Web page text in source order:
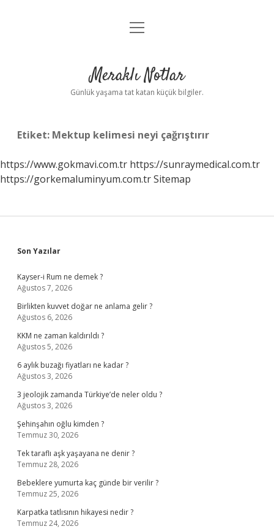
Anasayfa
Yasal Uyarı
menüyü
Meraklı Notlar
Günlük yaşama tat katan küçük bilgiler.
Etiket: Mektup kelimesi neyi çağrıştırır
https://www.gokmavi.com.tr https://sunraymedical.com.tr
https://gorkemaluminyum.com.trSitemap
Sidebar
Son Yazılar
Kayser-i Rum ne demek ?
Ağustos 7, 2026
Birlikten kuvvet doğar ne anlama gelir ?
Ağustos 6, 2026
KKM ne zaman kaldırıldı ?
Ağustos 5, 2026
6 aylık buzağı fiyatları ne kadar ?
Ağustos 3, 2026
3 jeolojik zamanda Türkiye’de neler oldu ?
Ağustos 3, 2026
Şehinşahın oğlu kimden ?
Temmuz 30, 2026
Tek taraflı aşk yaşayana ne denir ?
Temmuz 28, 2026
Bebeklere yumurta kaç günde bir verilir ?
Temmuz 25, 2026
Karpatka tatlısının hikayesi nedir ?
Temmuz 24, 2026